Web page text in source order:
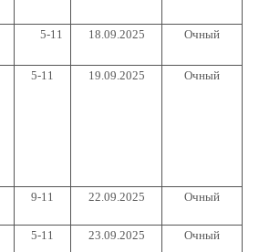
5-11 18.09.2025 Очный
5-11 19.09.2025 Очный
9-11 22.09.2025 Очный
5-11 23.09.2025 Очный